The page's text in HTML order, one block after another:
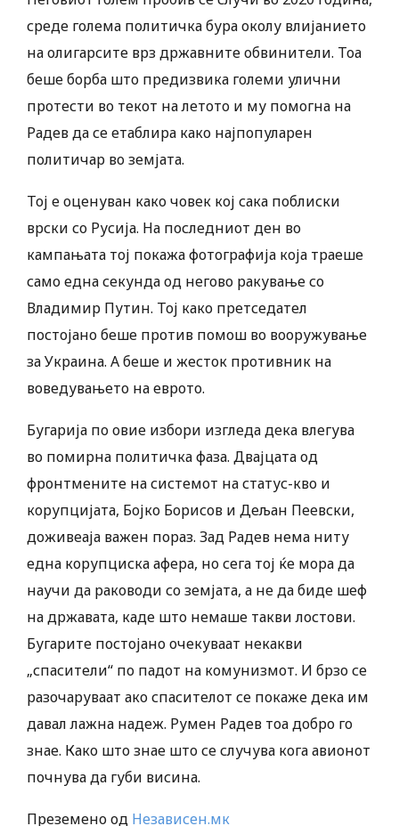
среде голема политичка бура околу влијанието
на олигарсите врз државните обвинители. Тоа
беше борба што предизвика големи улични
протести во текот на летото и му помогна на
Радев да се етаблира како најпопуларен
политичар во земјата.
Тој е оценуван како човек кој сака поблиски
врски со Русија. На последниот ден во
кампањата тој покажа фотографија која траеше
само една секунда од негово ракување со
Владимир Путин. Тој како претседател
постојано беше против помош во вооружување
за Украина. А беше и жесток противник на
воведувањето на еврото.
Бугарија по овие избори изгледа дека влегува
во помирна политичка фаза. Двајцата од
фронтмените на системот на статус-кво и
корупцијата, Бојко Борисов и Дељан Пеевски,
доживеаја важен пораз. Зад Радев нема ниту
една корупциска афера, но сега тој ќе мора да
научи да раководи со земјата, а не да биде шеф
на државата, каде што немаше такви лостови.
Бугарите постојано очекуваат некакви
„спасители“ по падот на комунизмот. И брзо се
разочаруваат ако спасителот се покаже дека им
давал лажна надеж. Румен Радев тоа добро го
знае. Како што знае што се случува кога авионот
почнува да губи висина.
Преземено од Независен.мк